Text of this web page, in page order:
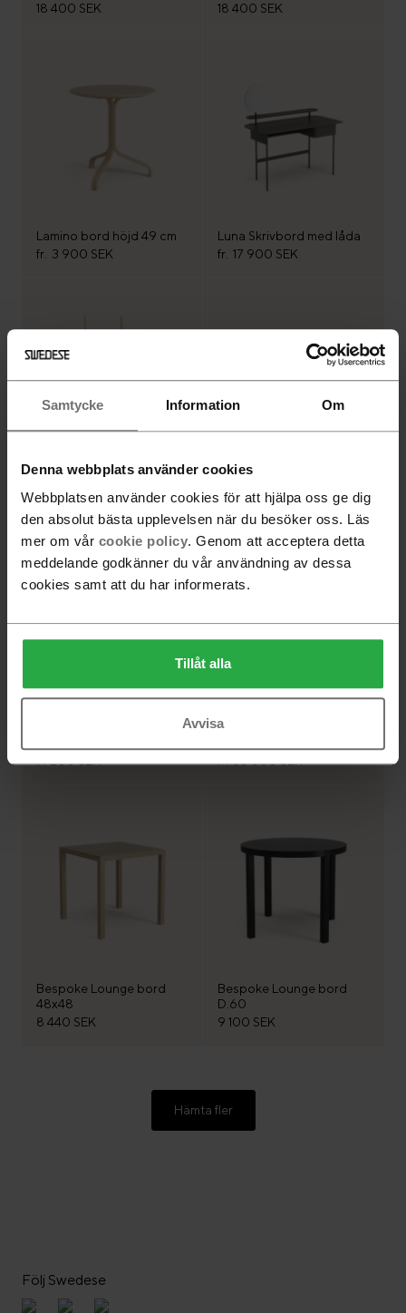
Samtycke Information Om
Denna webbplats använder cookies
Webbplatsen använder cookies för att hjälpa oss ge dig
den absolut bästa upplevelsen när du besöker oss. Läs
mer om vår cookie policy. Genom att acceptera detta
meddelande godkänner du vår användning av dessa
cookies samt att du har informerats.
Tillåt alla
Avvisa
18 400 SEK
18 400 SEK
Lamino bord höjd 49 cm
fr. 3 900 SEK
Luna Skrivbord med låda
fr. 17 900 SEK
Libri skrivbord
13 300 SEK
21 100 SEK
Savoa bord Ø 54cm, höjd
14 200 SEK
Bespoke bord 200 x 90
fr. 33 000 SEK
Bespoke Lounge bord
48x48
8 440 SEK
Bespoke Lounge bord
D.60
9 100 SEK
Hämta fler
Följ Swedese